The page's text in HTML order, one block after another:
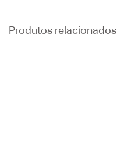
Produtos relacionados